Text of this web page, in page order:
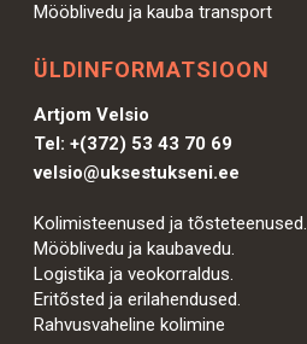
Mööblivedu ja kauba transport
ÜLDINFORMATSIOON
Artjom Velsio
Tel:+(372) 53 43 70 69
velsio@uksestukseni.ee
Kolimisteenused ja tõsteteenused.
Mööblivedu ja kaubavedu.
Logistika ja veokorraldus.
Eritõsted ja erilahendused.
Rahvusvaheline kolimine